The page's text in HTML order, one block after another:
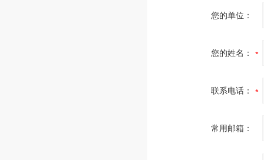
您的单位：
您的姓名：
联系电话：
常用邮箱：